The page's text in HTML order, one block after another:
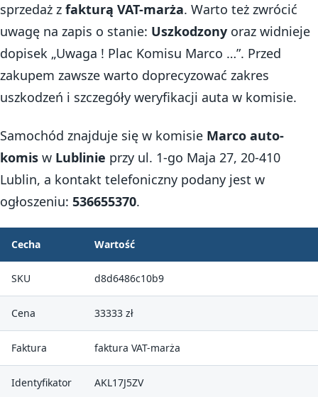
sprzedaż z fakturą VAT-marża. Warto też zwrócić
uwagę na zapis o stanie: Uszkodzony oraz widnieje
dopisek „Uwaga ! Plac Komisu Marco …”. Przed
zakupem zawsze warto doprecyzować zakres
uszkodzeń i szczegóły weryfikacji auta w komisie.
Samochód znajduje się w komisie Marco auto-
komis w Lublinie przy ul. 1-go Maja 27, 20-410
Lublin, a kontakt telefoniczny podany jest w
ogłoszeniu: 536655370.
Cecha Wartość
SKU d8d6486c10b9
Cena 33333 zł
Faktura faktura VAT-marża
Identyfikator AKL17J5ZV